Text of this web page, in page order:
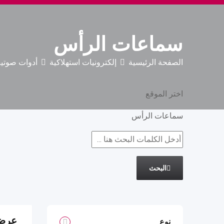
سماعات الرأس
الصفحة الرئيسية إلكترونيات استهلاكية أدوات
اختر الموقع
سماعات الرأس
البحث
نوع عرض 1